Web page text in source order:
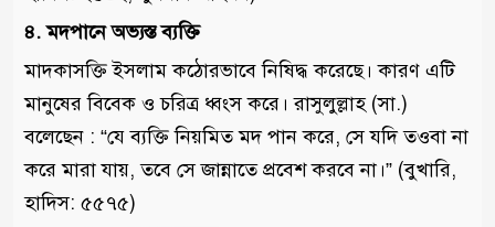
৪. মদপানে অভ্যস্ত ব্যক্তি
মাদকাসক্তি ইসলাম কঠোরভাবে নিষিদ্ধ করেছে। কারণ এটি
মানুষের বিবেক ও চরিত্র ধ্বংস করে। রাসুলুল্লাহ (সা.)
বলেছেন : “যে ব্যক্তি নিয়মিত মদ পান করে, সে যদি তওবা না
করে মারা যায়, তবে সে জান্নাতে প্রবেশ করবে না।” (বুখারি,
হাদিস: ৫৫৭৫)